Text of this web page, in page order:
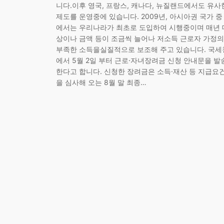
니다.이후 영국, 프랑스, 캐나다, 뉴질랜드에서도 유사
제도를 운영중에 있습니다. 2009년, 아시아권 국가 중
에서는 우리나라가 최초로 도입하여 시행중이며 매년
상이나 금액 등이 조금씩 늘어나 저소득 근로자 가정의
부족한 소득을실질적으로 보조해 주고 있습니다. 국세
에서 5월 2일 부터 근로·자녀장려금 신청 안내문을 발
한다고 합니다. 신청한 장려금은 소득·재산 등 지급요
을 심사해 오는 8월 말 최종…